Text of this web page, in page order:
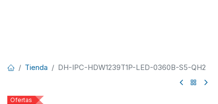
Tienda DH-IPC-HDW1239T1P-LED-0360B-S5-QH2
Ofertas